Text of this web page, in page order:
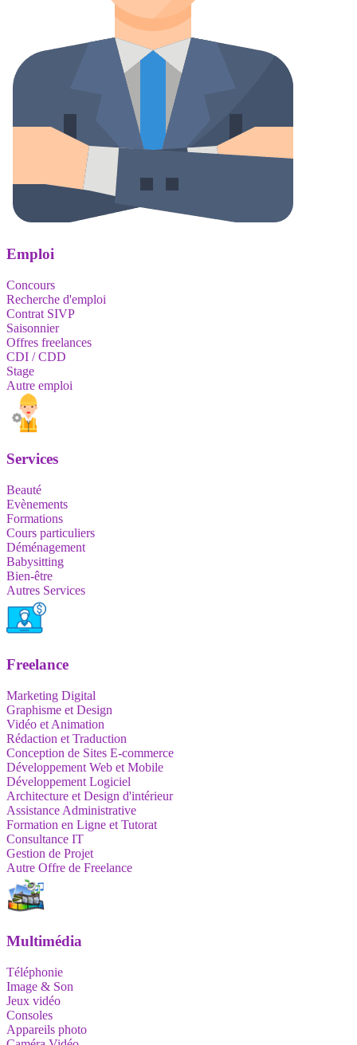
Emploi
Concours
Recherche d'emploi
Contrat SIVP
Saisonnier
Offres freelances
CDI / CDD
Stage
Autre emploi
Services
Beauté
Evènements
Formations
Cours particuliers
Déménagement
Babysitting
Bien-être
Autres Services
Freelance
Marketing Digital
Graphisme et Design
Vidéo et Animation
Rédaction et Traduction
Conception de Sites E-commerce
Développement Web et Mobile
Développement Logiciel
Architecture et Design d'intérieur
Assistance Administrative
Formation en Ligne et Tutorat
Consultance IT
Gestion de Projet
Autre Offre de Freelance
Multimédia
Téléphonie
Image & Son
Jeux vidéo
Consoles
Appareils photo